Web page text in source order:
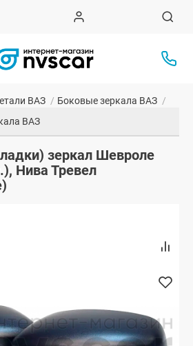
ВАЗ / Боковые зеркала ВАЗ /
ВАЗ
зеркал Шевроле
Нива Тревел